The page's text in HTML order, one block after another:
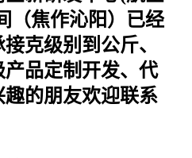
（焦作沁阳）已经
克级别到公斤、
产品定制开发、代
的朋友欢迎联系